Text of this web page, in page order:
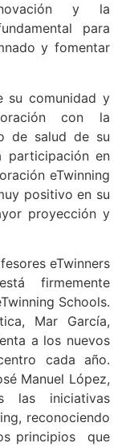
y la
para
y fomentar
su comunidad y
con la
de salud de su
participación en
eTwinning
positivo en su
proyección y
eTwinners
firmemente
Schools.
Mar García,
a los nuevos
cada año.
Manuel López,
las iniciativas
reconociendo
principios que